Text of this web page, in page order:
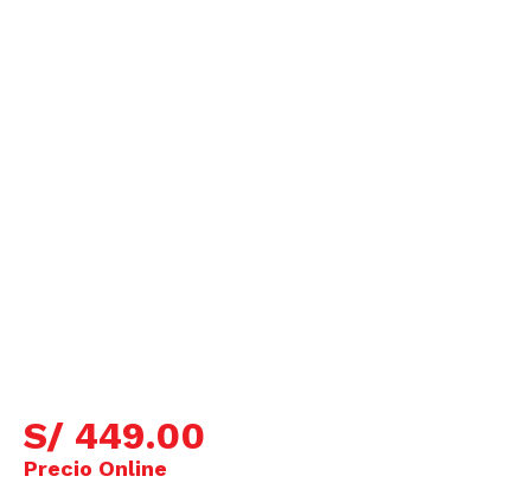
S/ 449.00